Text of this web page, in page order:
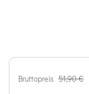
Bruttopreis 51,90 €